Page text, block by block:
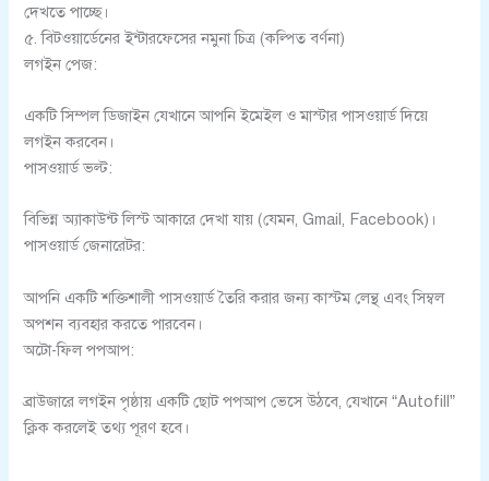
দেখতে পাচ্ছে।
৫. বিটওয়ার্ডেনের ইন্টারফেসের নমুনা চিত্র (কল্পিত বর্ণনা)
লগইন পেজ:
একটি সিম্পল ডিজাইন যেখানে আপনি ইমেইল ও মাস্টার পাসওয়ার্ড দিয়ে
লগইন করবেন।
পাসওয়ার্ড ভল্ট:
বিভিন্ন অ্যাকাউন্ট লিস্ট আকারে দেখা যায় (যেমন, Gmail, Facebook)।
পাসওয়ার্ড জেনারেটর:
আপনি একটি শক্তিশালী পাসওয়ার্ড তৈরি করার জন্য কাস্টম লেন্থ এবং সিম্বল
অপশন ব্যবহার করতে পারবেন।
অটো-ফিল পপআপ:
ব্রাউজারে লগইন পৃষ্ঠায় একটি ছোট পপআপ ভেসে উঠবে, যেখানে “Autofill”
ক্লিক করলেই তথ্য পূরণ হবে।